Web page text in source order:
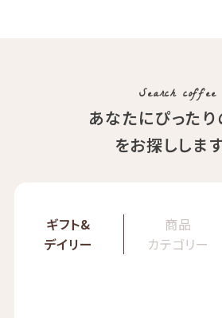
Search coffee
あなたにぴった
をお探ししま
ギフト&
デイリー
商品
カテゴリー